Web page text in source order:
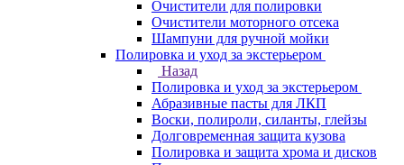
Очистители для полировки
Очистители моторного отсека
Шампуни для ручной мойки
Полировка и уход за экстерьером
Назад
Полировка и уход за экстерьером
Абразивные пасты для ЛКП
Воски, полироли, силанты, глейзы
Долговременная защита кузова
Полировка и защита хрома и дисков